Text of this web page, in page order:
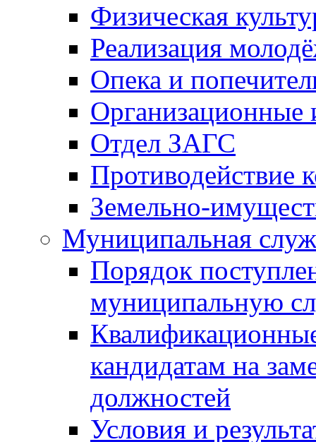
Физическая
Реализация
Опека и
Отдел ЗАГС
Противодействие
Земельно-
Муниципальная
Порядок
муниципальную
кандидатам на
должностей
Условия и